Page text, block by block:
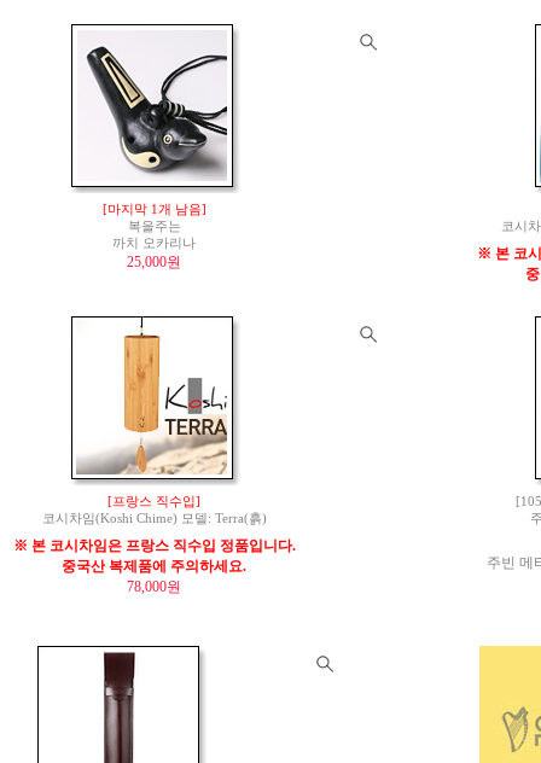
[마지막 1개 남음]
복을주는
까치 오카리나
25,000원
코시
※ 본 코
[프랑스 직수입]
코시차임(Koshi Chime) 모델: Terra(흙)
※ 본 코시차임은 프랑스 직수입 정품입니다.
중국산 복제품에 주의하세요.
78,000원
주빈 메